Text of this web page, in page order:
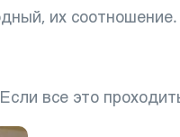
их соотношение.
Если все это